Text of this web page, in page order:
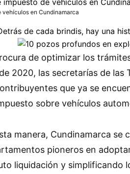
en Cundinamarca
de optimizar los
2020, las secretarías de
que ya se
sobre vehículos
manera, Cundinamarca se
pioneros en
liquidación y simplificando